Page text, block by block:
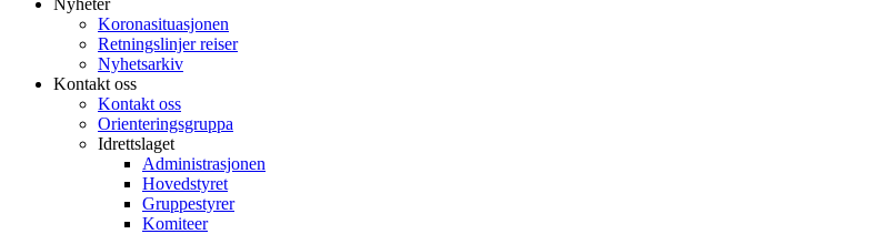
Nyheter
Koronasituasjonen
Retningslinjer reiser
Nyhetsarkiv
Kontakt oss
Kontakt oss
Orienteringsgruppa
Idrettslaget
Administrasjonen
Hovedstyret
Gruppestyrer
Komiteer